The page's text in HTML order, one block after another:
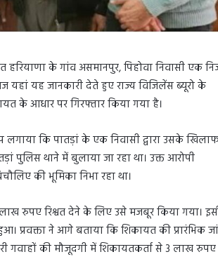
के गांव असमानपुर, पिहोवा निवासी एक
यहां यह जानकारी देते हुए राज्य विजिलेंस ब्यूरो के
के आधार पर गिरफ्तार किया गया है।
कि पातड़ां के एक निवासी द्वारा उसके
पुलिस थाने में बुलाया जा रहा था। उक्त आरोपी
की भूमिका निभा रहा था।
रुपए रिश्वत देने के लिए उसे मजबूर किया गया।
ने आगे बताया कि शिकायत की प्रारंभिक
गवाहों की मौजूदगी में शिकायतकर्ता से 3 लाख रुपए